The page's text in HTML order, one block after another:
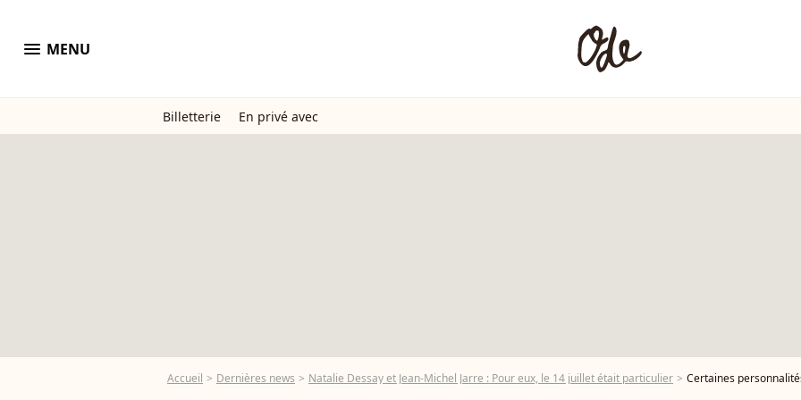
menu MENU
Billetterie En privé avec
Accueil Dernières news Natalie Dessay et Jean-Michel Jarre : Pour eux, le 14 juillet était particulier Certaines personnalités ont intégré la